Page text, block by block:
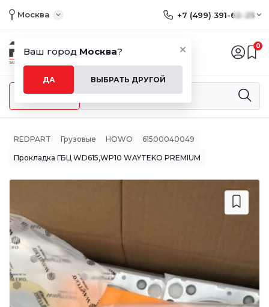
Ваш город Москва?
ДА ВЫБРАТЬ ДРУГОЙ
Москва +7 (499) 391-62-25
0
Меню
REDPART Грузовые HOWO 61500040049
Прокладка ГБЦ WD615,WP10 WAYTEKO PREMIUM